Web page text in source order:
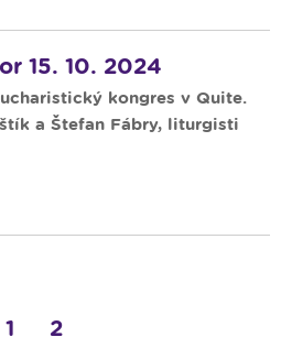
15. 10. 2024
kongres v Quite.
a Štefan Fábry, liturgisti
1 2